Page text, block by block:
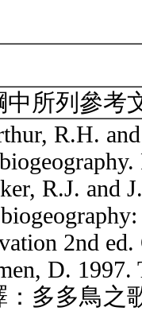
中所列參考
R.H.
R.J. and
2nd
D.
：多多鳥之